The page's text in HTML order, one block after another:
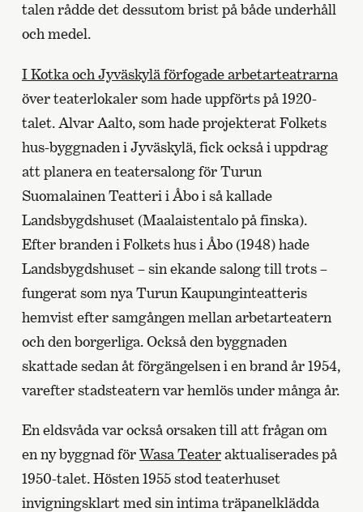
talen rådde det dessutom brist på både underhåll
och medel.
I Kotka och Jyväskylä förfogade arbetarteatrarna
över teaterlokaler som hade uppförts på 1920-
talet. Alvar Aalto, som hade projekterat Folkets
hus-byggnaden i Jyväskylä, fick också i uppdrag
att planera en teatersalong för Turun
Suomalainen Teatteri i Åbo i så kallade
Landsbygdshuset (Maalaistentalo på finska).
Efter branden i Folkets hus i Åbo (1948) hade
Landsbygdshuset – sin ekande salong till trots –
fungerat som nya Turun Kaupunginteatteris
hemvist efter samgången mellan arbetarteatern
och den borgerliga. Också den byggnaden
skattade sedan åt förgängelsen i en brand år 1954,
varefter stadsteatern var hemlös under många år.
En eldsvåda var också orsaken till att frågan om
en ny byggnad förWasa Teateraktualiserades på
1950-talet. Hösten 1955 stod teaterhuset
invigningsklart med sin intima träpanelklädda